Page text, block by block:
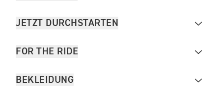
JETZT DURCHSTARTEN
FOR THE RIDE
BEKLEIDUNG